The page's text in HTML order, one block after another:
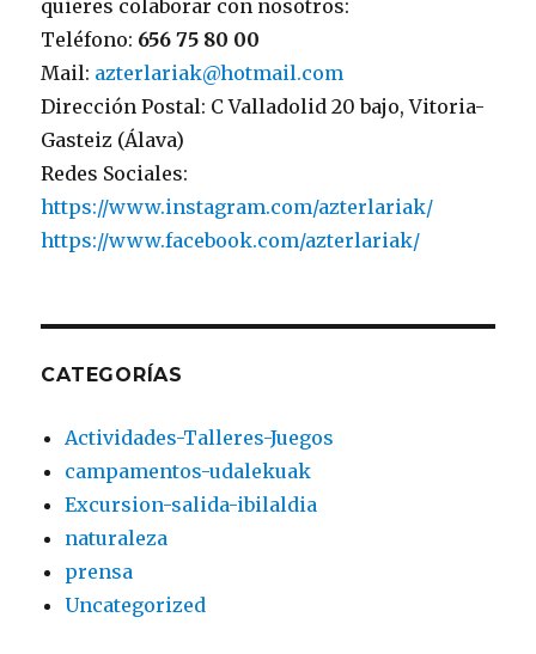
quieres colaborar con nosotros:
Teléfono: 656 75 80 00
Mail: azterlariak@hotmail.com
Dirección Postal: C Valladolid 20 bajo, Vitoria-
Gasteiz (Álava)
Redes Sociales:
https://www.instagram.com/azterlariak/
https://www.facebook.com/azterlariak/
CATEGORÍAS
Actividades-Talleres-Juegos
campamentos-udalekuak
Excursion-salida-ibilaldia
naturaleza
prensa
Uncategorized